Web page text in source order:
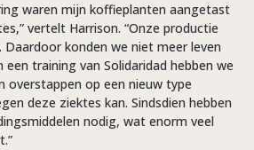
waren mijn koffieplanten aangetast
vertelt Harrison. “Onze productie
konden we niet meer leven
training van Solidaridad hebben we
overstappen op een nieuw type
deze ziektes kan. Sindsdien hebben
nodig, wat enorm veel